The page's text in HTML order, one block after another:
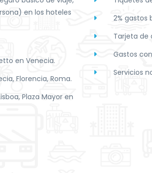
en los hoteles
en Venecia.
Florencia, Roma.
Plaza Mayor en
2% gastos
Tarjeta de
Gastos
Servicios